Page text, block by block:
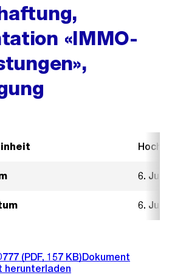
«IMMO-
6. Juli
6. Juli
(PDF, 157 KB)Dokument
herunterladen